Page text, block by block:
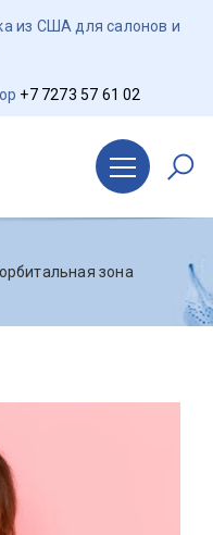
из США для салонов и
+7 7273 57 61 02
зона